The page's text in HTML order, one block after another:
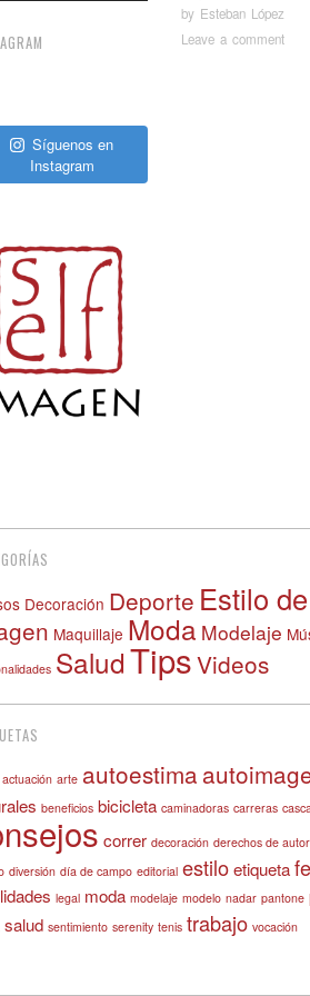
by Esteban López
Leave a comment
Síguenos en
Instagram
Decoración Deporte Estilo
Maquillaje Moda Modelaje
SaludTipsVideos
actuación arte autoestima
beneficios bicicleta caminadoras carreras
correr decoración derechos de autor
diversión día de campo editorial estiloetiqueta
legal moda modelaje modelo nadar pantone
salud sentimiento serenity tenis trabajo vocación